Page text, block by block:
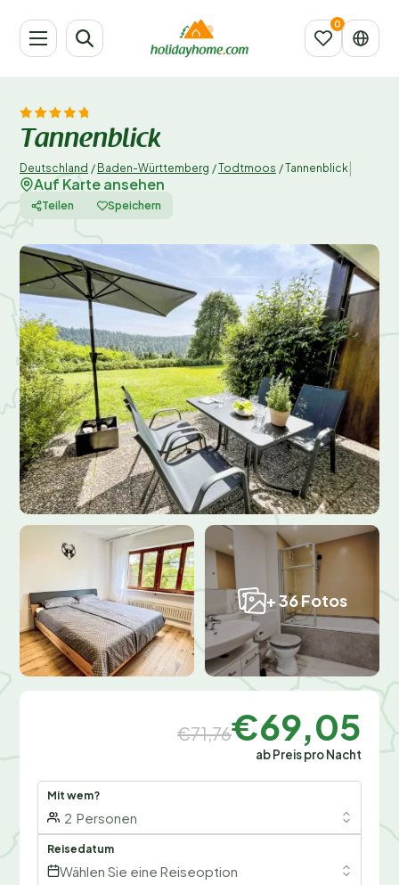
Tannenblick
Deutschland / Baden-Württemberg /Todtmoos /Tannenblick
Auf Karte ansehen
Teilen Speichern
+ 36 Fotos
€71,76€69,05
ab Preis pro Nacht
Mit wem?
2 Personen
Reisedatum
Wählen Sie eine Reiseoption